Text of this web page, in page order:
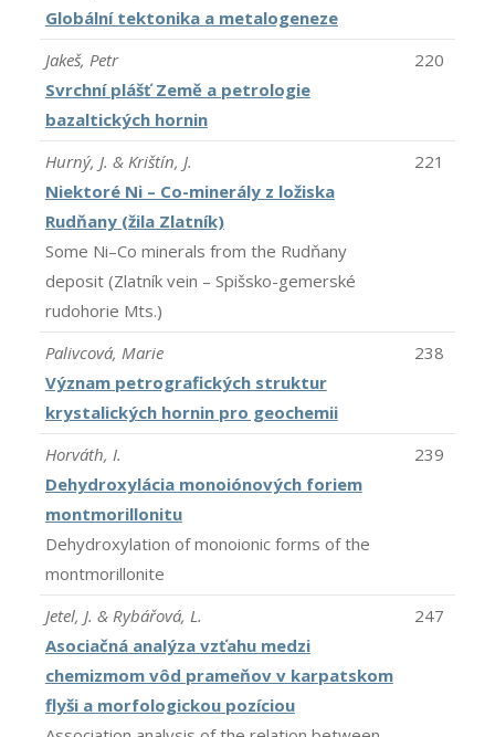
Globální tektonika a metalogeneze
Jakeš, Petr
Svrchní plášť Země a petrologie
bazaltických hornin
220
Hurný, J. & Krištín, J.
Niektoré Ni – Co-minerály z ložiska
Rudňany (žila Zlatník)
Some Ni–Co minerals from the Rudňany
deposit (Zlatník vein – Spišsko-gemerské
rudohorie Mts.)
221
Palivcová, Marie
Význam petrografických struktur
krystalických hornin pro geochemii
238
Horváth, I.
Dehydroxylácia monoiónových foriem
montmorillonitu
Dehydroxylation of monoionic forms of the
montmorillonite
239
Jetel, J. & Rybářová, L.
Asociačná analýza vzťahu medzi
chemizmom vôd prameňov v karpatskom
flyši a morfologickou pozíciou
247